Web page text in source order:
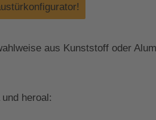
aus Kunststoff oder
heroal: